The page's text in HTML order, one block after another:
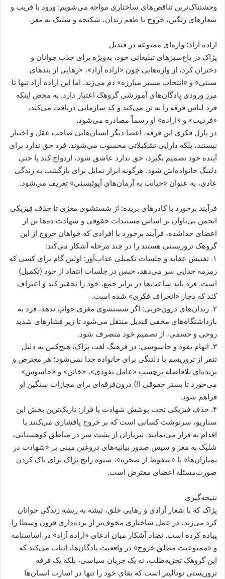
وحشتناک‌ترین تناقض‌های ساختاری مواجه می‌شویم: ورود با فریب و
شعارهای رنگین، خروج با طعم زندان، شکنجه و شلیک به مغز.
اراده آزاد؛ واژه‌ای ممنوعه در قندیل
پژاک در باغ‌سبزهای تبلیغاتی خود، به‌ویژه برای جذب جوانان و
دختران کرد، از واژه‌هایی چون «اراده آزاد»، «رهایی از بندهای
سنتی» و «انتخاب مسیر مبارزه» دم می‌زند. اما این اراده آزاد تنها تا
مرز ورودی پادگان‌های آموزشی گروهک اعتبار دارد. به محض اینکه
فرد لباس فرقه را به تن می‌کند و کد سازمانی دریافت می‌کند،
«فردیت» و «اراده» او رسماً مصادره می‌شود.
در پازل فکری این فرقه، اعضا دیگر انسان‌هایی صاحب عقل و اختیار
نیستند، بلکه دارایی تشکیلاتی محسوب می‌شوند. فرد حق ندارد برای
آینده خود تصمیم بگیرد، حق ندارد عاشق شود، ازدواج کند یا حتی
دلتنگ خانواده‌اش شود. هرگونه ابراز تمایل برای بازگشت به زندگی
عادی، به عنوان «خیانت به آرمان‌های آپوئیستی» تعریف می‌شود.
فرآیند برخورد با کادرهای بریده: از شستشوی مغزی تا حذف فیزیکی
انجمن بی‌تاوان بر اساس مستندات حقوقی و شهادت ده‌ها تن از
اعضای جداشده، فرآیند برخورد با افرادی که خواهان خروج از این
گروهک تروریستی هستند را در چند مرحله آشکار می‌کند:
۱. تفتیش عقاید و جلسات تکمیلی عذاب‌آور: اولین گام برای کسی که
زمزمه جدایی سر می‌دهد، حبس در جلسات انتقاد از خود (تکمیل)
است. فرد باید ساعت‌ها در برابر جمع، خود را تحقیر کند و اعتراف
کند که دچار «انحراف فکری» شده است.
۲. زندان‌های درون‌حزبی: اگر شستشوی مغزی جواب ندهد، فرد به
بازداشتگاه‌های مخفی قندیل منتقل می‌شود تا زیر فشارهای شدید
روحی و جسمی، از تصمیم خود منصرف شود.
۳. اتهام نفوذ و جاسوسی: در فرهنگ لغت پژاک، هیچ‌کس به دلیل
تنفر از تروریسم یا دلتنگی برای خانواده جدا نمی‌شود؛ هر معترض و
بریده‌ای بلافاصله برچسب «عامل نفوذی»، «خائن» و «جاسوس»
می‌خورد تا بستر حقوقی (!) درون‌فرقه‌ای برای مجازات سنگین او
فراهم شود.
۴. حذف فیزیکی تحت پوشش شهادت یا فرار: تاریک‌ترین بخش این
سناریو، سرنوشت کسانی است که بر خروج پافشاری می‌کنند یا
اقدام به فرار می‌نمایند. تیرباران از پشت سر در مناطق کوهستانی،
شلیک به مغز و سپس صدور بیانیه‌های دروغین مبنی بر «شهادت در
بمباران‌ها» یا «سقوط از صخره»، شیوه رایج پژاک برای پاک کردن
صورت‌مسئله اعضای معترض است.
نتیجه‌گیری
پژاک که با شعار آزادی و رهایی خلق، تیشه به ریشه زندگی جوانان
کرد می‌زند، در عمل ساختاری مخوف‌تر از برده‌داری قرون وسطا را
پیاده کرده است. تضاد آشکار میان ادعای «اراده آزاد» در اساسنامه
و «ممنوعیت مطلق خروج» در واقعیت پادگان‌ها، اثبات می‌کند که
این گروهک تجزیه‌طلب، نه یک جریان سیاسی، بلکه یک فرقه
تروریستی توتالیتر است که بقای خود را تنها در اسارت انسان‌ها